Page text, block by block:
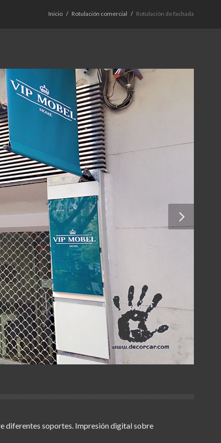
Inicio Rotulación comercial Rotulación de fachada
diferentes soportes. Impresión digital sobre